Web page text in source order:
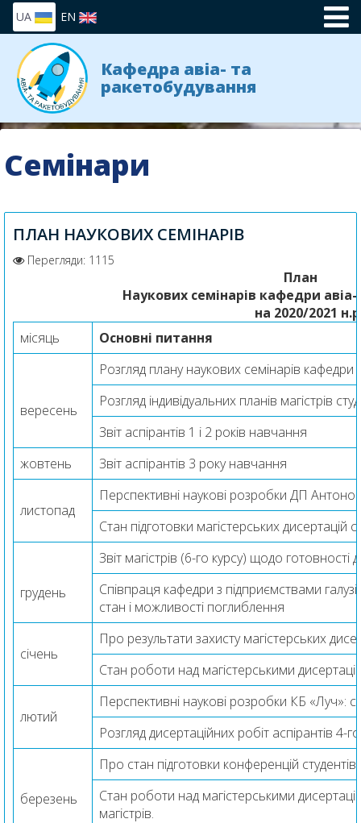
UA EN
Кафедра авіа- та
ракетобудування
Семінари
ПЛАН НАУКОВИХ СЕМІНАРІВ
Перегляди: 1115
План
Наукових семінарів кафедри авіа- та
на 2020/2021 н.р
місяць
Основні питання
вересень
Розгляд плану наукових семінарів кафедри
Розгляд індивідуальних планів магістрів
Звіт аспірантів 1 і 2 років навчання
жовтень
Звіт аспірантів 3 року навчання
листопад
Перспективні наукові розробки ДП
Стан підготовки магістерських дисертацій
грудень
Звіт магістрів (6-го курсу) щодо готовності
Співпраця кафедри з підприємствами
стан і можливості поглиблення
січень
Про результати захисту магістерських
Стан роботи над магістерськими
лютий
Перспективні наукові розробки КБ «Луч»:
Розгляд дисертаційних робіт аспірантів 4-
березень
Про стан підготовки конференцій
Стан роботи над магістерськими
магістрів.